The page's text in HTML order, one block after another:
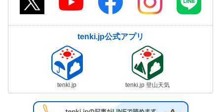
tenki.jp公式アプリ
tenki.jp tenki.jp 登山天気